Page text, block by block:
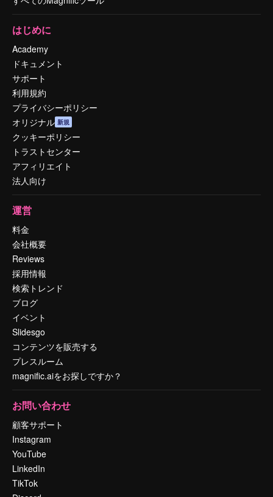
はじめに
Academy
ドキュメント
サポート
利用規約
プライバシーポリシー
オリジナル 新規
クッキーポリシー
トラストセンター
アフィリエイト
法人向け
運営
料金
会社概要
Reviews
採用情報
検索トレンド
ブログ
イベント
Slidesgo
コンテンツを販売する
プレスルーム
magnific.aiをお探しですか？
お問い合わせ
顧客サポート
Instagram
YouTube
LinkedIn
TikTok